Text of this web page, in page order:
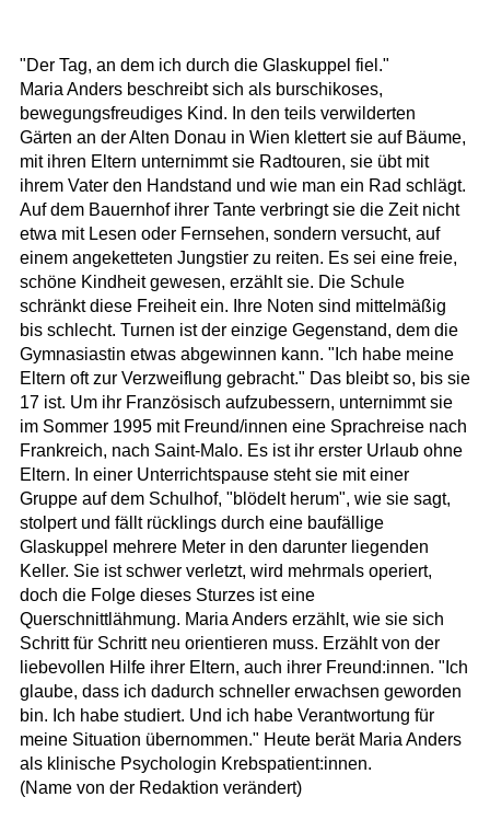
"Der Tag, an dem ich durch die Glaskuppel fiel."
Maria Anders beschreibt sich als burschikoses,
bewegungsfreudiges Kind. In den teils verwilderten
Gärten an der Alten Donau in Wien klettert sie auf Bäume,
mit ihren Eltern unternimmt sie Radtouren, sie übt mit
ihrem Vater den Handstand und wie man ein Rad schlägt.
Auf dem Bauernhof ihrer Tante verbringt sie die Zeit nicht
etwa mit Lesen oder Fernsehen, sondern versucht, auf
einem angeketteten Jungstier zu reiten. Es sei eine freie,
schöne Kindheit gewesen, erzählt sie. Die Schule
schränkt diese Freiheit ein. Ihre Noten sind mittelmäßig
bis schlecht. Turnen ist der einzige Gegenstand, dem die
Gymnasiastin etwas abgewinnen kann. "Ich habe meine
Eltern oft zur Verzweiflung gebracht." Das bleibt so, bis sie
17 ist. Um ihr Französisch aufzubessern, unternimmt sie
im Sommer 1995 mit Freund/innen eine Sprachreise nach
Frankreich, nach Saint-Malo. Es ist ihr erster Urlaub ohne
Eltern. In einer Unterrichtspause steht sie mit einer
Gruppe auf dem Schulhof, "blödelt herum", wie sie sagt,
stolpert und fällt rücklings durch eine baufällige
Glaskuppel mehrere Meter in den darunter liegenden
Keller. Sie ist schwer verletzt, wird mehrmals operiert,
doch die Folge dieses Sturzes ist eine
Querschnittlähmung. Maria Anders erzählt, wie sie sich
Schritt für Schritt neu orientieren muss. Erzählt von der
liebevollen Hilfe ihrer Eltern, auch ihrer Freund:innen. "Ich
glaube, dass ich dadurch schneller erwachsen geworden
bin. Ich habe studiert. Und ich habe Verantwortung für
meine Situation übernommen." Heute berät Maria Anders
als klinische Psychologin Krebspatient:innen.
(Name von der Redaktion verändert)